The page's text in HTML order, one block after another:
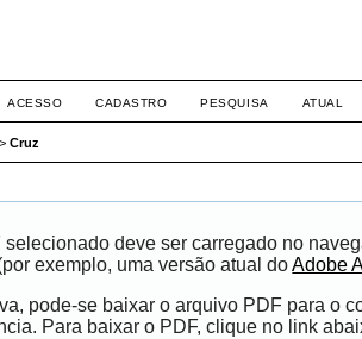
ACESSO CADASTRO PESQUISA ATUAL
>Cruz
selecionado deve ser carregado no
exemplo, uma versão atual doAdobe
pode-se baixar o arquivo PDF para o
Para baixar o PDF, clique no link